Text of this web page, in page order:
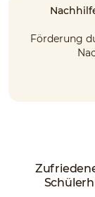
Förderung